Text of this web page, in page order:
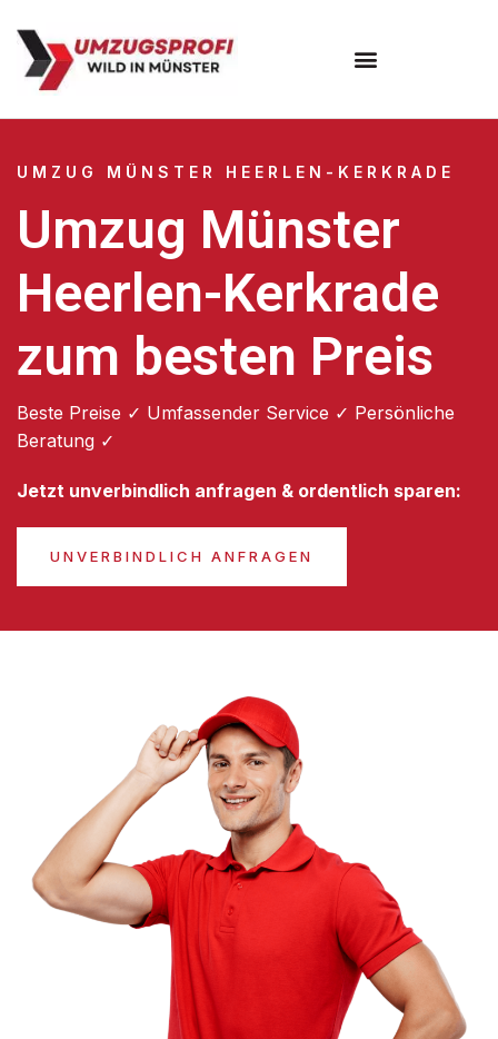
UMZUG MÜNSTER HEERLEN-KERKRADE
Umzug Münster
Heerlen-Kerkrade
zum besten Preis
Beste Preise ✓ Umfassender Service ✓ Persönliche
Beratung ✓
Jetzt unverbindlich anfragen & ordentlich sparen:
UNVERBINDLICH ANFRAGEN